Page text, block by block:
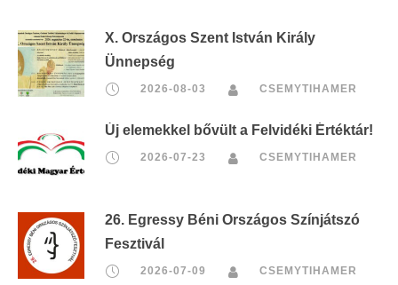
X. Országos Szent István Király
Ünnepség
2026-08-03 CSEMYTIHAMER
Új elemekkel bővült a Felvidéki Értéktár!
2026-07-23 CSEMYTIHAMER
26. Egressy Béni Országos Színjátszó
Fesztivál
2026-07-09 CSEMYTIHAMER